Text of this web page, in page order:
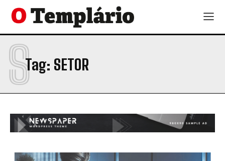
Tag: SETOR
S